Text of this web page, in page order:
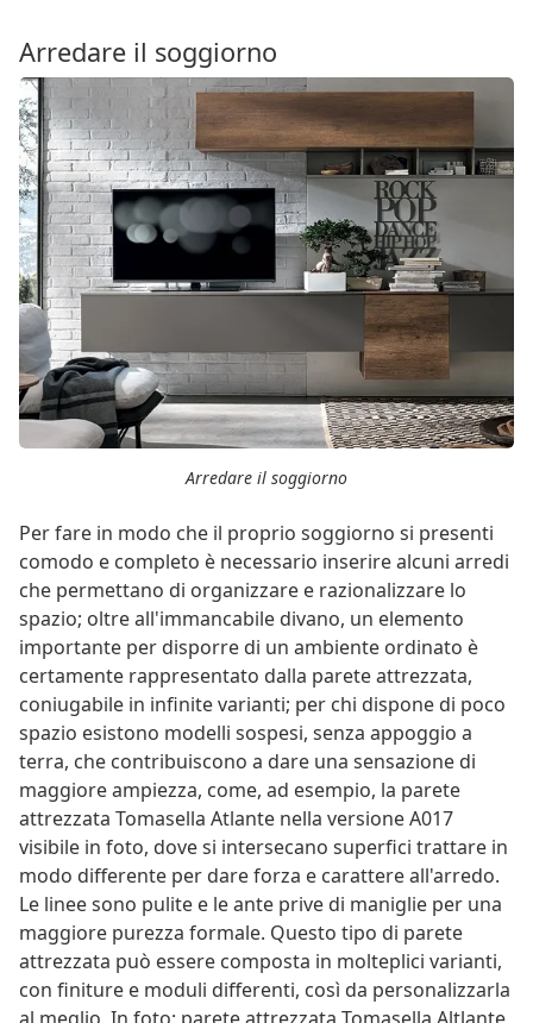
Arredare il soggiorno
Arredare il soggiorno
Per fare in modo che il proprio soggiorno si presenti
comodo e completo è necessario inserire alcuni arredi
che permettano di organizzare e razionalizzare lo
spazio; oltre all'immancabile divano, un elemento
importante per disporre di un ambiente ordinato è
certamente rappresentato dalla parete attrezzata,
coniugabile in infinite varianti; per chi dispone di poco
spazio esistono modelli sospesi, senza appoggio a
terra, che contribuiscono a dare una sensazione di
maggiore ampiezza, come, ad esempio, la parete
attrezzata Tomasella Atlante nella versione A017
visibile in foto, dove si intersecano superfici trattare in
modo differente per dare forza e carattere all'arredo.
Le linee sono pulite e le ante prive di maniglie per una
maggiore purezza formale. Questo tipo di parete
attrezzata può essere composta in molteplici varianti,
con finiture e moduli differenti, così da personalizzarla